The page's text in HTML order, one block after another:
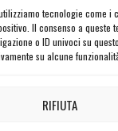
tecnologie come i
Il consenso a queste
o ID univoci su
su alcune
RIFIUTA